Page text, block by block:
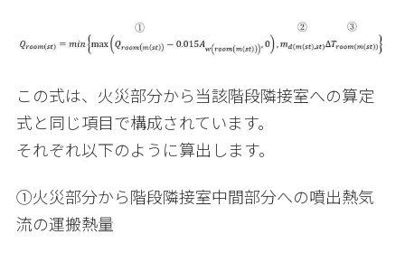
この式は、火災部分から当該階段隣接室への算定
式と同じ項目で構成されています。
それぞれ以下のように算出します。
①火災部分から階段隣接室中間部分への噴出熱気
流の運搬熱量